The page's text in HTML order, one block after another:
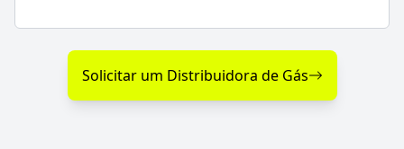
Solicitar um Distribuidora de Gás